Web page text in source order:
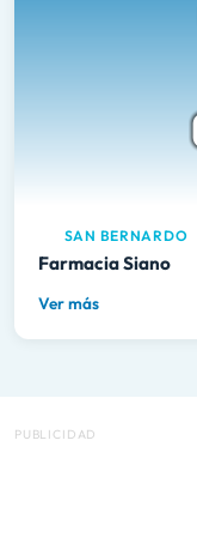
SAN BERNARDO
Farmacia Siano
Ver más
PUBLICIDAD